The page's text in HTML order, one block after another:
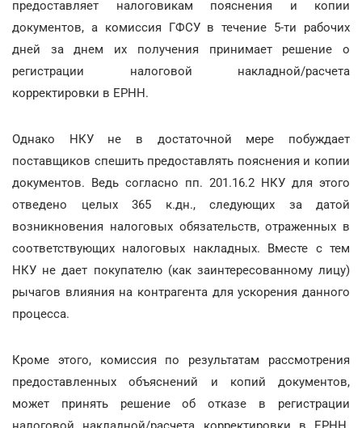
предоставляет налоговикам пояснения и копии
документов, а комиссия ГФСУ в течение 5-ти рабочих
дней за днем их получения принимает решение о
регистрации налоговой накладной/расчета
корректировки в ЕРНН.
Однако НКУ не в достаточной мере побуждает
поставщиков спешить предоставлять пояснения и копии
документов. Ведь согласно пп. 201.16.2 НКУ для этого
отведено целых 365 к.дн., следующих за датой
возникновения налоговых обязательств, отраженных в
соответствующих налоговых накладных. Вместе с тем
НКУ не дает покупателю (как заинтересованному лицу)
рычагов влияния на контрагента для ускорения данного
процесса.
Кроме этого, комиссия по результатам рассмотрения
предоставленных объяснений и копий документов,
может принять решение об отказе в регистрации